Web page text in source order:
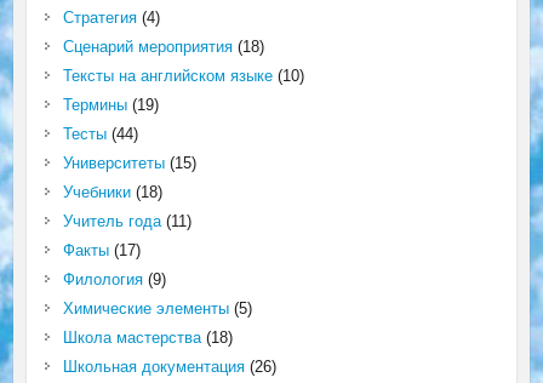
Стратегия(4)
Сценарий мероприятия(18)
Тексты на английском языке(10)
Термины(19)
Тесты(44)
Университеты(15)
Учебники(18)
Учитель года(11)
Факты(17)
Филология(9)
Химические элементы(5)
Школа мастерства(18)
Школьная документация(26)